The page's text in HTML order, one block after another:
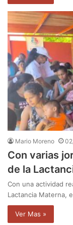
Mario Moreno
Con varias
de la
Con una actividad
Lactancia Materna,
Ver Mas »